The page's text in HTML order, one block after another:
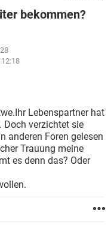
bekommen?
Lebenspartner hat
Doch verzichtet sie
anderen Foren gelesen
Trauung meine
es denn das? Oder